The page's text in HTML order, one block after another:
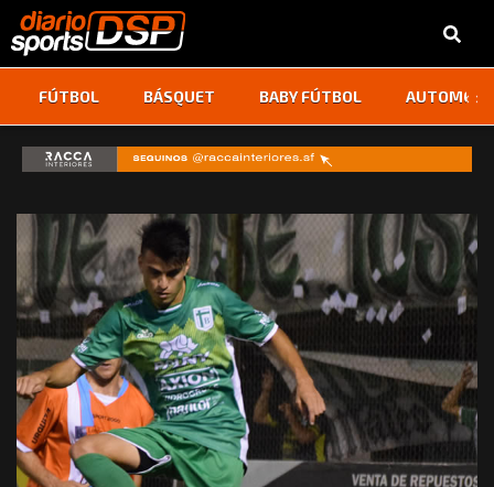
FÚTBOL BÁSQUET BABY FÚTBOL ‹ ›